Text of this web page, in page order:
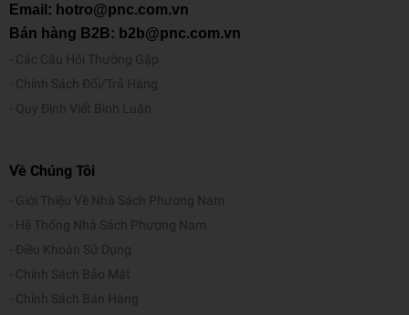
Email: hotro@pnc.com.vn
Bán hàng B2B: b2b@pnc.com.vn
Các Câu Hỏi Thường Gặp
Chính Sách Đổi/Trả Hàng
Quy Định Viết Bình Luận
Về Chúng Tôi
Giới Thiệu Về Nhà Sách Phương Nam
Hệ Thống Nhà Sách Phương Nam
Điều Khoản Sử Dụng
Chính Sách Bảo Mật
Chính Sách Bán Hàng